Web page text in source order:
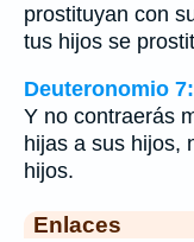
prostituyan con
tus hijos se
Deuteronomio
Y no contraerás
hijas a sus hijos,
hijos.
Enlaces